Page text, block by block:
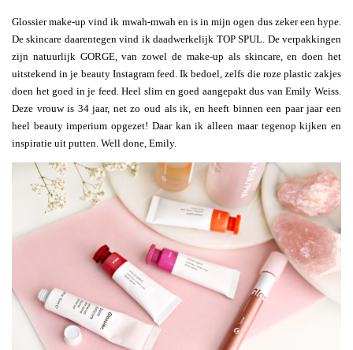
Glossier make-up vind ik mwah-mwah en is in mijn ogen dus zeker een hype.
De skincare daarentegen vind ik daadwerkelijk TOP SPUL. De verpakkingen
zijn natuurlijk GORGE, van zowel de make-up als skincare, en doen het
uitstekend in je beauty Instagram feed. Ik bedoel, zelfs die roze plastic zakjes
doen het goed in je feed. Heel slim en goed aangepakt dus van Emily Weiss.
Deze vrouw is 34 jaar, net zo oud als ik, en heeft binnen een paar jaar een
heel beauty imperium opgezet! Daar kan ik alleen maar tegenop kijken en
inspiratie uit putten. Well done, Emily.